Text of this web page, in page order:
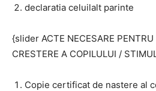
declaratia celuilalt parinte
{slider ACTE NECESARE
CRESTERE A COPILULUI /
Copie certificat de nastere al